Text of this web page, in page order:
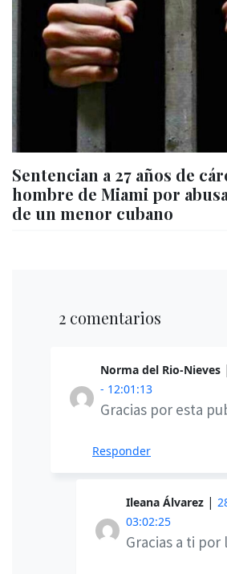
Sentencian a 27 años de
hombre de Miami por
de un menor cubano
2 comentarios
Norma del Rio-Nieves |
- 12:01:13
Gracias por esta
Responder
Ileana Álvarez |
03:02:25
Gracias a ti por